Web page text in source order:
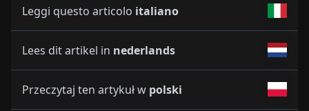
Leggi questo articolo italiano
Lees dit artikel in nederlands
Przeczytaj ten artykuł w polski